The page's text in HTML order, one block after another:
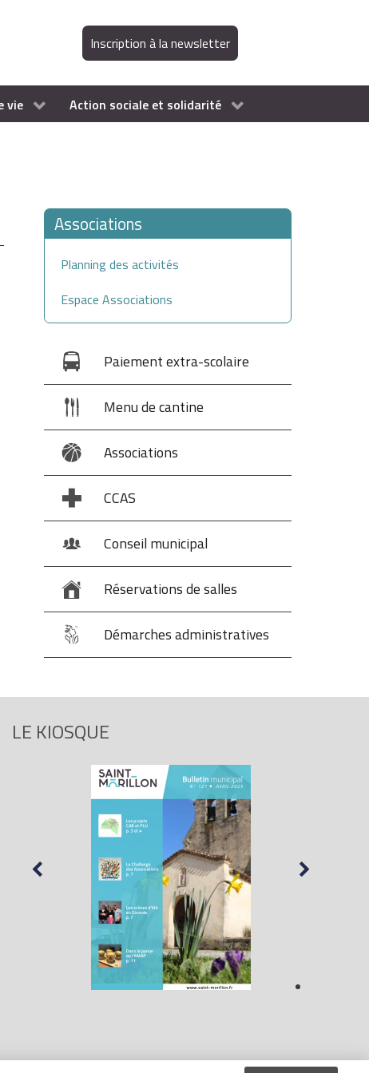
Inscription à la newsletter
vie Action sociale et solidarité
Associations
Planning des activités
Espace Associations
Paiement extra-scolaire
Menu de cantine
Associations
CCAS
Conseil municipal
Réservations de salles
Démarches administratives
LE KIOSQUE